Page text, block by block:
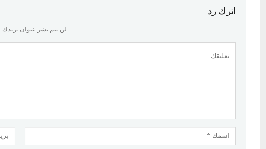
اترك رد
لن يتم نشر عنوان بريدك